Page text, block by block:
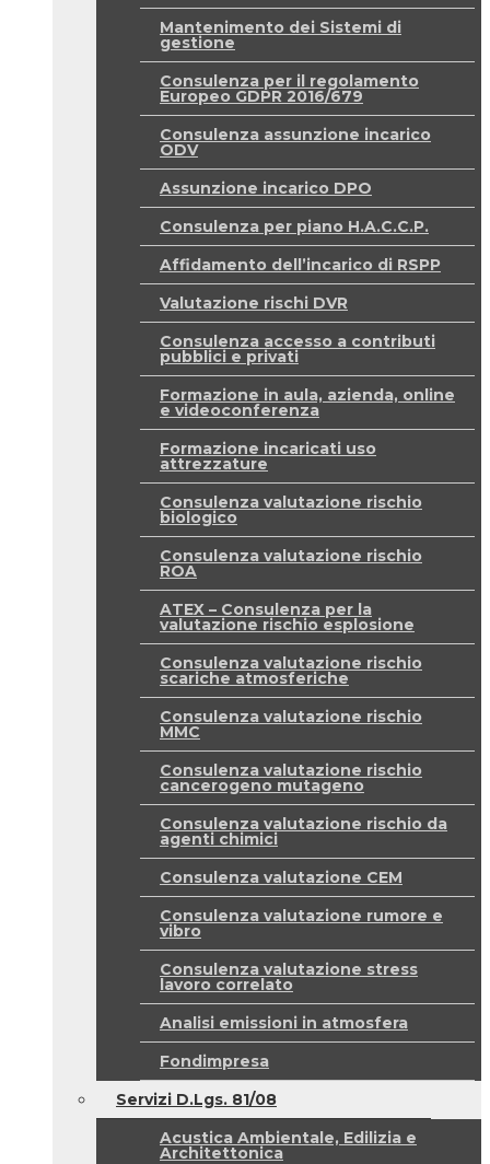
Mantenimento dei Sistemi di
gestione
Consulenza per il regolamento
Europeo GDPR 2016/679
Consulenza assunzione incarico
ODV
Assunzione incarico DPO
Consulenza per piano H.A.C.C.P.
Affidamento dell’incarico di RSPP
Valutazione rischi DVR
Consulenza accesso a contributi
pubblici e privati
Formazione in aula, azienda, online
e videoconferenza
Formazione incaricati uso
attrezzature
Consulenza valutazione rischio
biologico
Consulenza valutazione rischio
ROA
ATEX – Consulenza per la
valutazione rischio esplosione
Consulenza valutazione rischio
scariche atmosferiche
Consulenza valutazione rischio
MMC
Consulenza valutazione rischio
cancerogeno mutageno
Consulenza valutazione rischio da
agenti chimici
Consulenza valutazione CEM
Consulenza valutazione rumore e
vibro
Consulenza valutazione stress
lavoro correlato
Analisi emissioni in atmosfera
Fondimpresa
Servizi D.Lgs. 81/08
Acustica Ambientale, Edilizia e
Architettonica